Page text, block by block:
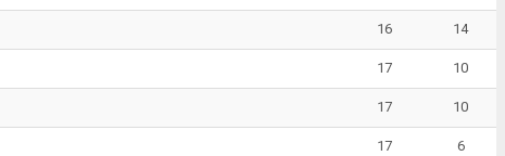
16 14
17 10
17 10
17 6